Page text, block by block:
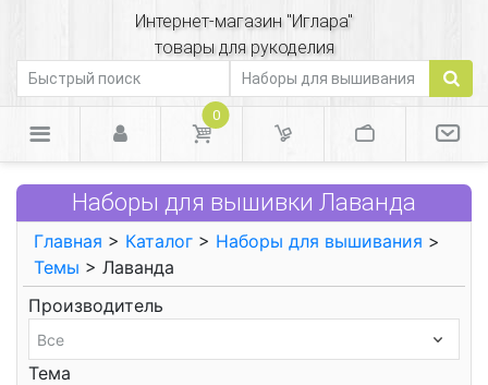
Интернет-магазин "Иглара"
товары для рукоделия
0
Наборы для вышивки Лаванда
Главная > Каталог > Наборы для вышивания >
Темы > Лаванда
Производитель
Тема